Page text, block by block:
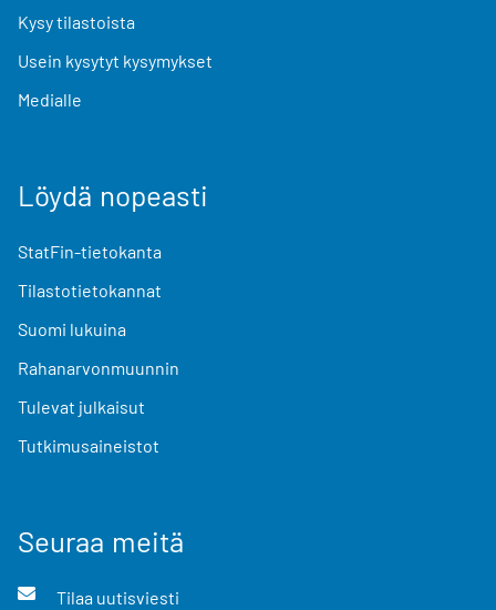
Kysy tilastoista
Usein kysytyt kysymykset
Medialle
Löydä nopeasti
StatFin-tietokanta
Tilastotietokannat
Suomi lukuina
Rahanarvonmuunnin
Tulevat julkaisut
Tutkimusaineistot
Seuraa meitä
Tilaa uutisviesti